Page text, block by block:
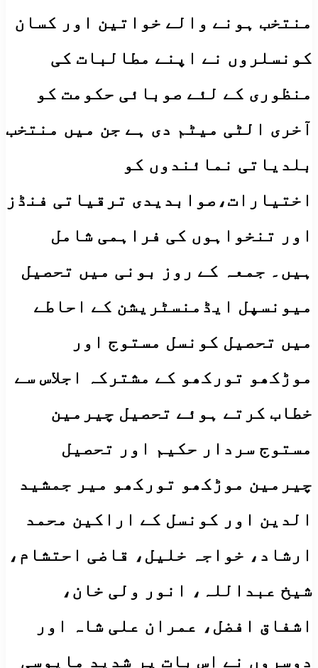
منتخب ہونے والے خواتین اور کسان
کونسلروں نے اپنے مطالبات کی
منظوری کے لئے صوبائی حکومت کو
آخری الٹی میٹم دی ہے جن میں منتخب
بلدیاتی نمائندوں کو
اختیارات،صوابدیدی ترقیاتی فنڈز
اور تنخواہوں کی فراہمی شامل
ہیں۔ جمعہ کے روز بونی میں تحصیل
میونسپل ایڈمنسٹریشن کے احاطے
میں تحصیل کونسل مستوج اور
موڑکھو تورکھو کے مشترکہ اجلاس سے
خطاب کرتے ہوئے تحصیل چیرمین
مستوج سردار حکیم اور تحصیل
چیرمین موڑکھو تورکھو میر جمشید
الدین اور کونسل کے اراکین محمد
ارشاد، خواجہ خلیل، قاضی احتشام،
شیخ عبداللہ، انور ولی خان،
اشفاق افضل، عمران علی شاہ اور
دوسروں نے اس بات پر شدید مایوسی